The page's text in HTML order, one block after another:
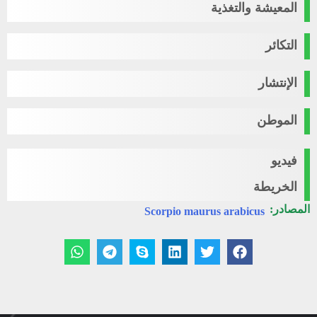
المعيشة والتغذية
التكائر
الإنتشار
الموطن
فيديو
الخريطة
المصادر: Scorpio maurus arabicus